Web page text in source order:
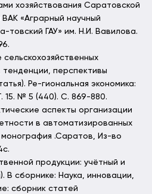
хозяйствования Саратовской
«Аграрный научный
ГАУ» им. Н.И. Вавилова.
перспективы
Ре-гиональная экономика:
15. № 5 (440). С. 869-880.
аспекты организации
в автоматизированных
.Саратов, Из-во
продукции: учётный и
В сборнике: Наука, инновации,
сборник статей